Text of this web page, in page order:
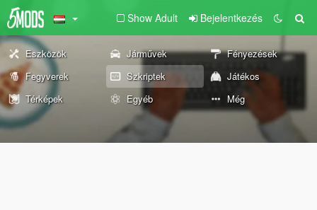
Show Adult Bejelentkezés
Eszközök Járművek
Fényezések
Fegyverek
Szkriptek
Játékos
Térképek
Egyéb Még